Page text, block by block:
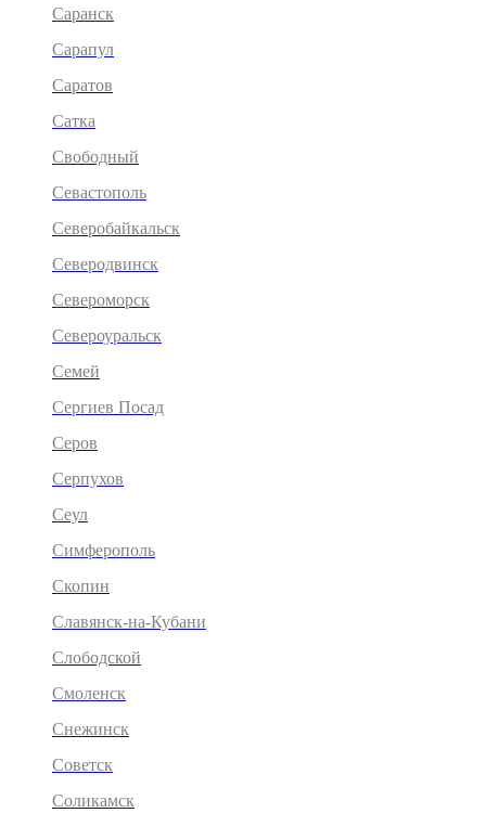
Саранск
Сарапул
Саратов
Сатка
Свободный
Севастополь
Северобайкальск
Северодвинск
Североморск
Североуральск
Семей
Сергиев Посад
Серов
Серпухов
Сеул
Симферополь
Скопин
Славянск-на-Кубани
Слободской
Смоленск
Снежинск
Советск
Соликамск